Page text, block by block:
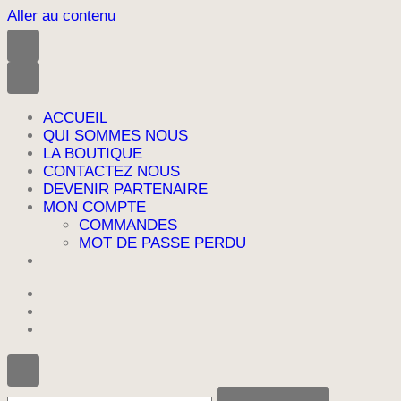
Aller au contenu
ACCUEIL
QUI SOMMES NOUS
LA BOUTIQUE
CONTACTEZ NOUS
DEVENIR PARTENAIRE
MON COMPTE
COMMANDES
MOT DE PASSE PERDU
Vous